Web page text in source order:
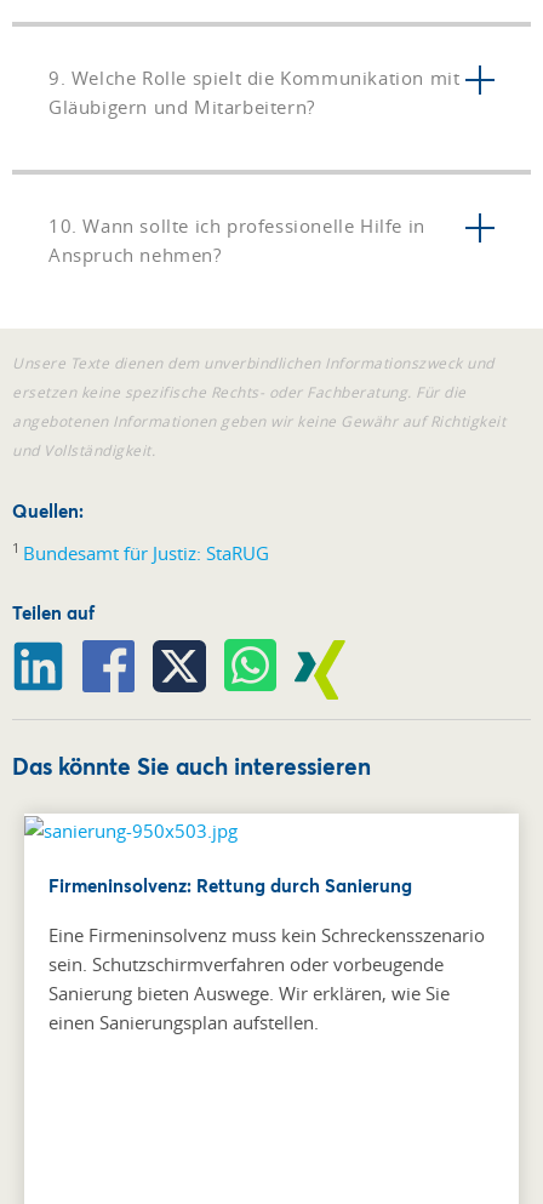
9. Welche Rolle spielt die Kommunikation mit
Gläubigern und Mitarbeitern?
10. Wann sollte ich professionelle Hilfe in
Anspruch nehmen?
Unsere Texte dienen dem unverbindlichen Informationszweck und
ersetzen keine spezifische Rechts- oder Fachberatung. Für die
angebotenen Informationen geben wir keine Gewähr auf Richtigkeit
und Vollständigkeit.
Quellen:
1 Bundesamt für Justiz: StaRUG
Teilen auf
Das könnte Sie auch interessieren
Firmeninsolvenz: Rettung durch Sanierung
Eine Firmeninsolvenz muss kein Schreckensszenario
sein. Schutzschirmverfahren oder vorbeugende
Sanierung bieten Auswege. Wir erklären, wie Sie
einen Sanierungsplan aufstellen.